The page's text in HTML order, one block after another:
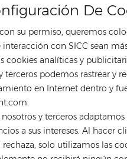
De
su permiso, queremos
interacción con SICC sean
cookies analíticas y
terceros podemos rastrear y
en Internet dentro y
nosotros y terceros
a sus intereses. Al hacer
rechaza, solo utilizamos las